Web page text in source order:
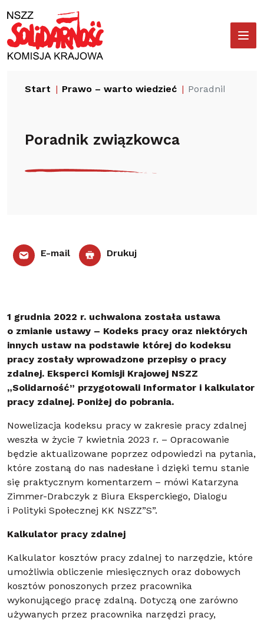
do
treści
Start Prawo – warto wiedzieć Poradnik
Poradnik związkowca
E-mail Drukuj
1 grudnia 2022 r. uchwalona została ustawa
o zmianie ustawy – Kodeks pracy oraz niektórych
innych ustaw na podstawie której do kodeksu
pracy zostały wprowadzone przepisy o pracy
zdalnej. Eksperci Komisji Krajowej NSZZ
„Solidarność” przygotowali Informator i kalkulator
pracy zdalnej. Poniżej do pobrania.
Nowelizacja kodeksu pracy w zakresie pracy zdalnej
weszła w życie 7 kwietnia 2023 r. – Opracowanie
będzie aktualizowane poprzez odpowiedzi na pytania,
które zostaną do nas nadesłane i dzięki temu stanie
się praktycznym komentarzem – mówi Katarzyna
Zimmer-Drabczyk z Biura Eksperckiego, Dialogu
i Polityki Społecznej KK NSZZ”S”.
Kalkulator pracy zdalnej
Kalkulator kosztów pracy zdalnej to narzędzie, które
umożliwia obliczenie miesięcznych oraz dobowych
kosztów ponoszonych przez pracownika
wykonującego pracę zdalną. Dotyczą one zarówno
używanych przez pracownika narzędzi pracy,